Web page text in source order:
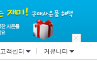
고객센터 커뮤니티